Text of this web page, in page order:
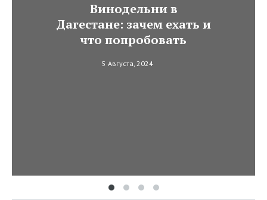
Винодельни в
Дагестане: зачем ехать и
что попробовать
5 Августа, 2024